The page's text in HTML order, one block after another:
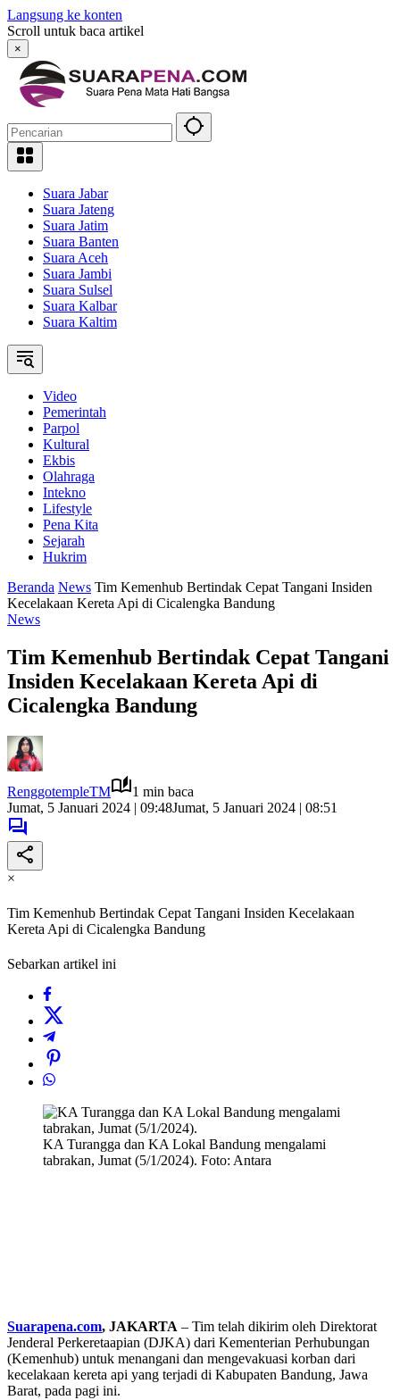
Langsung ke konten
Scroll untuk baca artikel
×
Suara Jabar
Suara Jateng
Suara Jatim
Suara Banten
Suara Aceh
Suara Jambi
Suara Sulsel
Suara Kalbar
Suara Kaltim
Video
Pemerintah
Parpol
Kultural
Ekbis
Olahraga
Intekno
Lifestyle
Pena Kita
Sejarah
Hukrim
Beranda News Tim Kemenhub Bertindak Cepat Tangani Insiden
Kecelakaan Kereta Api di Cicalengka Bandung
News
Tim Kemenhub Bertindak Cepat Tangani
Insiden Kecelakaan Kereta Api di
Cicalengka Bandung
RenggotempleTM
1 min baca
Jumat, 5 Januari 2024 | 09:48Jumat, 5 Januari 2024 | 08:51
×
Tim Kemenhub Bertindak Cepat Tangani Insiden Kecelakaan
Kereta Api di Cicalengka Bandung
Sebarkan artikel ini
KA Turangga dan KA Lokal Bandung mengalami
tabrakan, Jumat (5/1/2024). Foto: Antara
Suarapena.com, JAKARTA – Tim telah dikirim oleh Direktorat
Jenderal Perkeretaapian (DJKA) dari Kementerian Perhubungan
(Kemenhub) untuk menangani dan mengevakuasi korban dari
kecelakaan kereta api yang terjadi di Kabupaten Bandung, Jawa
Barat, pada pagi ini.